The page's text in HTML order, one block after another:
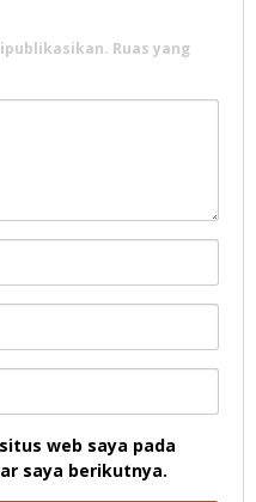
Ruas yang
web saya pada
saya berikutnya.